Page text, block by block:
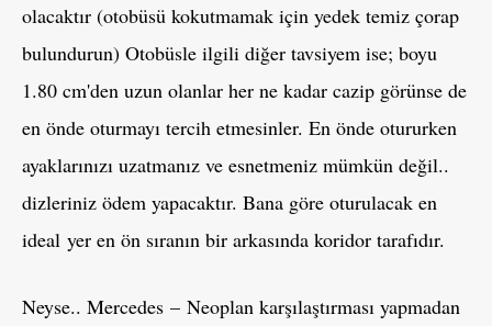
olacaktır (otobüsü kokutmamak için yedek temiz çorap
bulundurun) Otobüsle ilgili diğer tavsiyem ise; boyu
1.80 cm'den uzun olanlar her ne kadar cazip görünse de
en önde oturmayı tercih etmesinler. En önde otururken
ayaklarınızı uzatmanız ve esnetmeniz mümkün değil..
dizleriniz ödem yapacaktır. Bana göre oturulacak en
ideal yer en ön sıranın bir arkasında koridor tarafıdır.
Neyse.. Mercedes – Neoplan karşılaştırması yapmadan